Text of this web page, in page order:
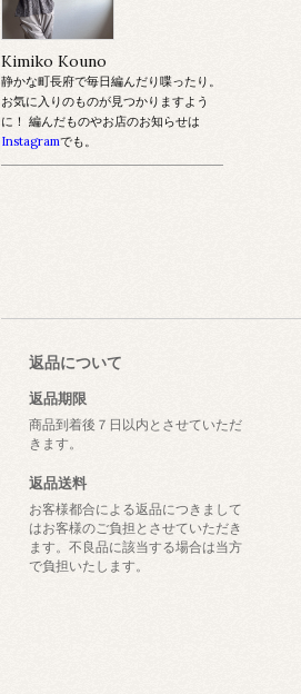
Kimiko Kouno
静かな町長府で毎日編んだり喋ったり。
お気に入りのものが見つかりますよう
に！ 編んだものやお店のお知らせは
Instagramでも。
返品について
返品期限
商品到着後７日以内とさせていただ
きます。
返品送料
お客様都合による返品につきまして
はお客様のご負担とさせていただき
ます。不良品に該当する場合は当方
で負担いたします。